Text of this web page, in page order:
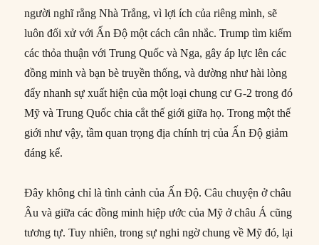
người nghĩ rằng Nhà Trắng, vì lợi ích của riêng mình, sẽ
luôn đối xử với Ấn Độ một cách cân nhắc. Trump tìm kiếm
các thỏa thuận với Trung Quốc và Nga, gây áp lực lên các
đồng minh và bạn bè truyền thống, và dường như hài lòng
đẩy nhanh sự xuất hiện của một loại chung cư G-2 trong đó
Mỹ và Trung Quốc chia cắt thế giới giữa họ. Trong một thế
giới như vậy, tầm quan trọng địa chính trị của Ấn Độ giảm
đáng kể.
Đây không chỉ là tình cảnh của Ấn Độ. Câu chuyện ở châu
Âu và giữa các đồng minh hiệp ước của Mỹ ở châu Á cũng
tương tự. Tuy nhiên, trong sự nghi ngờ chung về Mỹ đó, lại